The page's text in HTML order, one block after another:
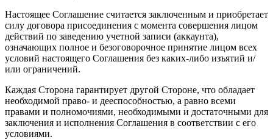
Настоящее Соглашение считается заключенным и приобретает
силу договора присоединения с момента совершения лицом
действий по заведению учетной записи (аккаунта),
означающих полное и безоговорочное принятие лицом всех
условий настоящего Соглашения без каких-либо изъятий и/
или ограничений.
Каждая Сторона гарантирует другой Стороне, что обладает
необходимой право- и дееспособностью, а равно всеми
правами и полномочиями, необходимыми и достаточными для
заключения и исполнения Соглашения в соответствии с его
условиями.